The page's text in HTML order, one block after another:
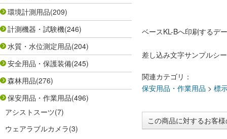
環境計測用品(209)
計測機器・試験機(246)
水質・水位測定用品(204)
安全用品・保護装備(245)
森林用品(276)
保安用品・作業用品(496)
アシストスーツ(7)
ウェアラブルカメラ(3)
ベースKL-Bへ印刷するデ
差し込み文字サンプルシ
関連カテゴリ：
保安用品・作業用品 > 標
この商品に対するお客